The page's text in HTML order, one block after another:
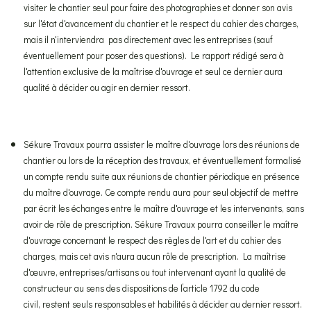
visiter le chantier seul pour faire des photographies et donner son avis
sur l'état d'avancement du chantier et le respect du cahier des charges,
mais il n'interviendra pas directement avec les entreprises (sauf
éventuellement pour poser des questions). Le rapport rédigé sera à
l'attention exclusive de la maîtrise d'ouvrage et seul ce dernier aura
qualité à décider ou agir en dernier ressort.
Sékure Travaux pourra assister le maître d'ouvrage lors des réunions de
chantier ou lors de la réception des travaux, et éventuellement formalisé
un compte rendu suite aux réunions de chantier périodique en présence
du maître d'ouvrage. Ce compte rendu aura pour seul objectif de mettre
par écrit les échanges entre le maître d'ouvrage et les intervenants, sans
avoir de rôle de prescription. Sékure Travaux pourra conseiller le maître
d'ouvrage concernant le respect des règles de l'art et du cahier des
charges, mais cet avis n'aura aucun rôle de prescription. La maîtrise
d'œuvre, entreprises/artisans ou tout intervenant ayant la qualité de
constructeur au sens des dispositions de l’article 1792 du code
civil, restent seuls responsables et habilités à décider au dernier ressort.